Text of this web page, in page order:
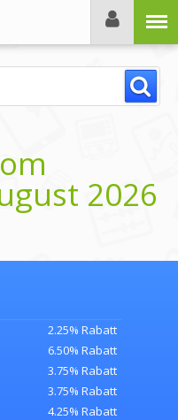
2026
2.25% Rabatt
6.50% Rabatt
3.75% Rabatt
3.75% Rabatt
4.25% Rabatt